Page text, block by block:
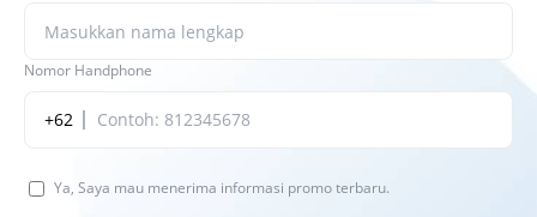
Nomor Handphone
+62
Ya, Saya mau menerima informasi promo terbaru.